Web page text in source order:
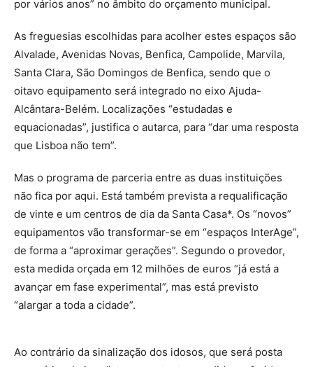
por vários anos” no âmbito do orçamento municipal.
As freguesias escolhidas para acolher estes espaços são
Alvalade, Avenidas Novas, Benfica, Campolide, Marvila,
Santa Clara, São Domingos de Benfica, sendo que o
oitavo equipamento será integrado no eixo Ajuda-
Alcântara-Belém. Localizações “estudadas e
equacionadas”, justifica o autarca, para “dar uma resposta
que Lisboa não tem”.
Mas o programa de parceria entre as duas instituições
não fica por aqui. Está também prevista a requalificação
de vinte e um centros de dia da Santa Casa*. Os “novos”
equipamentos vão transformar-se em “espaços InterAge”,
de forma a “aproximar gerações”. Segundo o provedor,
esta medida orçada em 12 milhões de euros “já está a
avançar em fase experimental”, mas está previsto
“alargar a toda a cidade”.
Ao contrário da sinalização dos idosos, que será posta